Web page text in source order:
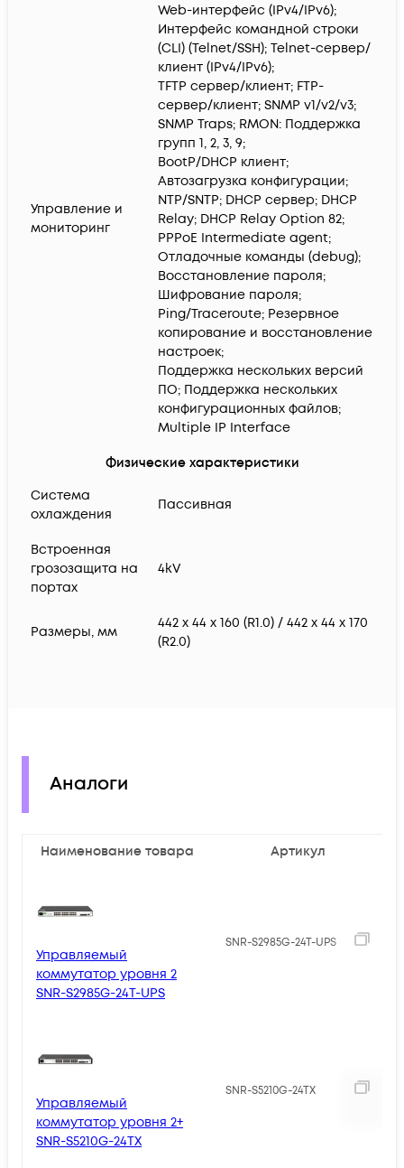
Управление и
мониторинг
Web-интерфейс (IPv4/IPv6);
Интерфейс командной строки
(CLI) (Telnet/SSH); Telnet-сервер/
клиент (IPv4/IPv6);
TFTP сервер/клиент; FTP-
сервер/клиент; SNMP v1/v2/v3;
SNMP Traps; RMON: Поддержка
групп 1, 2, 3, 9;
BootP/DHCP клиент;
Автозагрузка конфигурации;
NTP/SNTP; DHCP сервер; DHCP
Relay; DHCP Relay Option 82;
PPPoE Intermediate agent;
Отладочные команды (debug);
Восстановление пароля;
Шифрование пароля;
Ping/Traceroute; Резервное
копирование и восстановление
настроек;
Поддержка нескольких версий
ПО; Поддержка нескольких
конфигурационных файлов;
Multiple IP Interface
Физические характеристики
Система
охлаждения
Пассивная
Встроенная
грозозащита на
портах
4kV
Размеры, мм
442 x 44 x 160 (R1.0) / 442 x 44 x 170
(R2.0)
Аналоги
Наименование товара Артикул
Управляемый
коммутатор уровня 2
SNR-S2985G-24T-UPS
SNR-S2985G-24T-UPS
Управляемый
коммутатор уровня 2+
SNR-S5210G-24TX
SNR-S5210G-24TX